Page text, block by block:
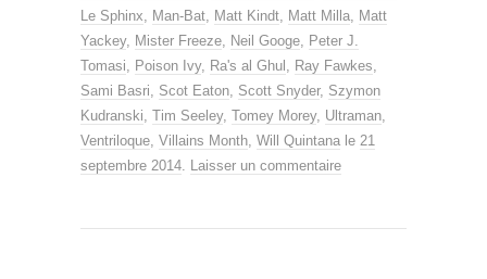
Le Sphinx
Man-Bat Matt Kindt Matt Milla
Matt
Yackey, Mister Freeze Neil Googe
Peter J.
Tomasi
Poison Ivy, Ra's al Ghul Ray Fawkes
Sami Basri
Scot Eaton Scott Snyder, Szymon
Kudranski Tim Seeley, Tomey Morey, Ultraman
Ventriloque Villains Month Will Quintana le 21
septembre 2014
Laisser un commentaire